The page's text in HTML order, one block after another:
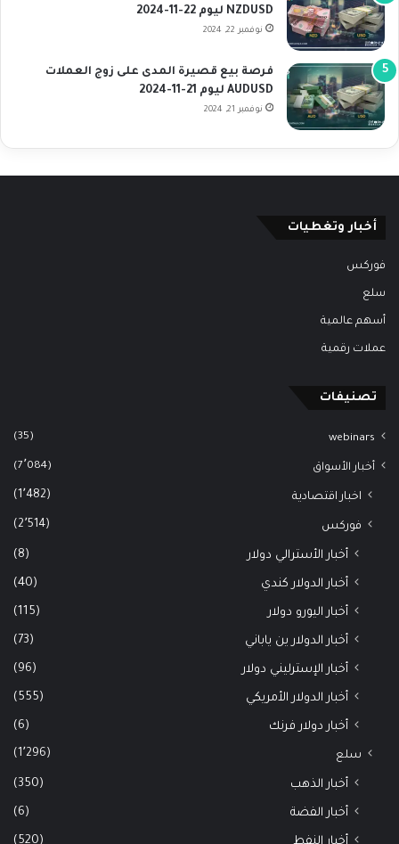
NZDUSD ليوم 22-11-2024
نوفمبر 22, 2024
فرصة بيع قصيرة المدى على زوج العملات
AUDUSD ليوم 21-11-2024
نوفمبر 21, 2024
أخبار وتغطيات
فوركس
سلع
أسهم عالمية
عملات رقمية
تصنيفات
webinars
(35)
أخبار الأسواق (7٬084)
اخبار اقتصادية (1٬482)
فوركس (2٬514)
أخبار الأسترالي دولار (8)
أخبار الدولار كندي (40)
أخبار اليورو دولار (115)
أخبار الدولار ين ياباني (73)
أخبار الإسترليني دولار (96)
أخبار الدولار الأمريكي (555)
أخبار دولار فرنك (6)
سلع (1٬296)
أخبار الذهب (350)
أخبار الفضة (6)
(520)